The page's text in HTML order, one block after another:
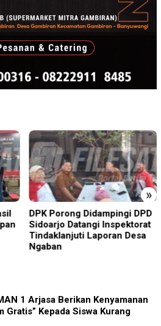
»
DPK Porong Didampingi DPD
Sidoarjo Datangi Inspektorat
Tindaklanjuti Laporan Desa
Ngaban
1 Arjasa Berikan Kenyamanan
Gratis” Kepada Siswa Kurang